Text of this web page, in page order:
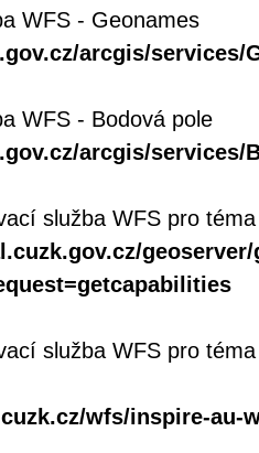
WFS - Geonames
arcgis/services/
WFS - Bodová pole
arcgis/services/
služba WFS pro
služba WFS pro
wfs/inspire-au-